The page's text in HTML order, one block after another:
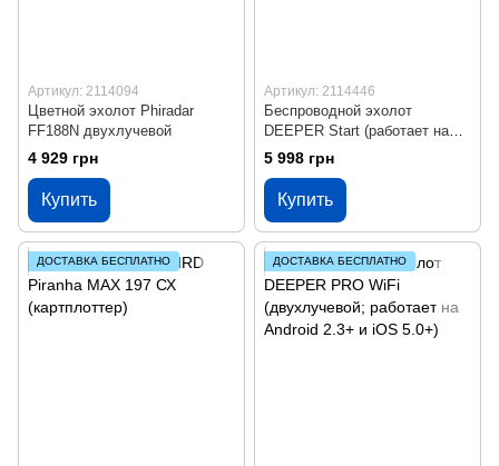
Артикул: 2114094
Цветной эхолот Phiradar
FF188N двухлучевой
4 929 грн
Купить
Артикул: 2114446
Беспроводной эхолот
DEEPER Start (работает на
Android 2.3+ и iOS 5.0+)
5 998 грн
Купить
ДОСТАВКА БЕСПЛАТНО ДОСТАВКА БЕСПЛАТНО